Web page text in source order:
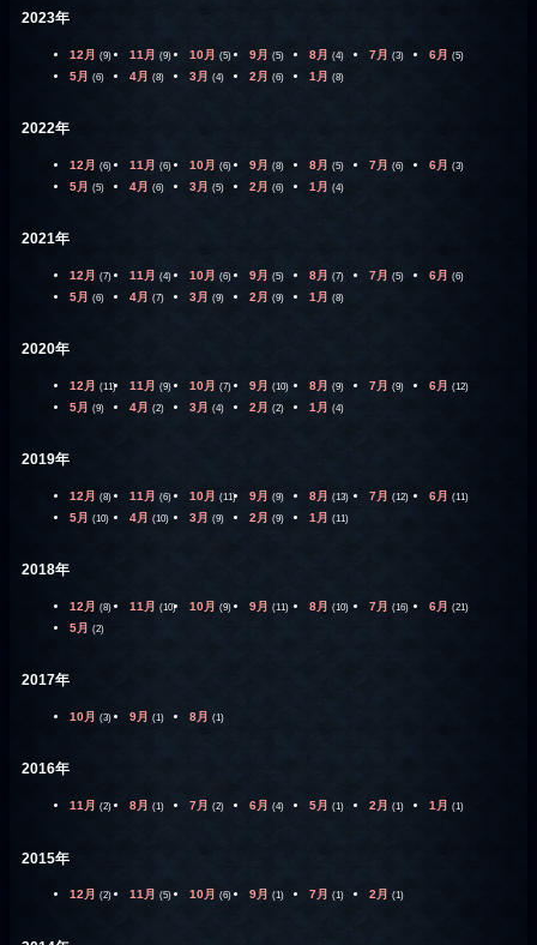
2023年
12月 (9) 11月 (9) 10月 (5) 9月 (5) 8月 (4) 7月 (3) 6月 (5)
5月 (6) 4月 (8) 3月 (4) 2月 (6) 1月 (8)
2022年
12月 (6) 11月 (6) 10月 (6) 9月 (8) 8月 (5) 7月 (6) 6月 (3)
5月 (5) 4月 (6) 3月 (5) 2月 (6) 1月 (4)
2021年
12月 (7) 11月 (4) 10月 (6) 9月 (5) 8月 (7) 7月 (5) 6月 (6)
5月 (6) 4月 (7) 3月 (9) 2月 (9) 1月 (8)
2020年
12月 (11) 11月 (9) 10月 (7) 9月 (10) 8月 (9) 7月 (9) 6月 (12)
5月 (9) 4月 (2) 3月 (4) 2月 (2) 1月 (4)
2019年
12月 (8) 11月 (6) 10月 (11) 9月 (9) 8月 (13) 7月 (12) 6月 (11)
5月 (10) 4月 (10) 3月 (9) 2月 (9) 1月 (11)
2018年
12月 (8) 11月 (10) 10月 (9) 9月 (11) 8月 (10) 7月 (16) 6月 (21)
5月 (2)
2017年
10月 (3) 9月 (1) 8月 (1)
2016年
11月 (2) 8月 (1) 7月 (2) 6月 (4) 5月 (1) 2月 (1) 1月 (1)
2015年
12月 (2) 11月 (5) 10月 (6) 9月 (1) 7月 (1) 2月 (1)